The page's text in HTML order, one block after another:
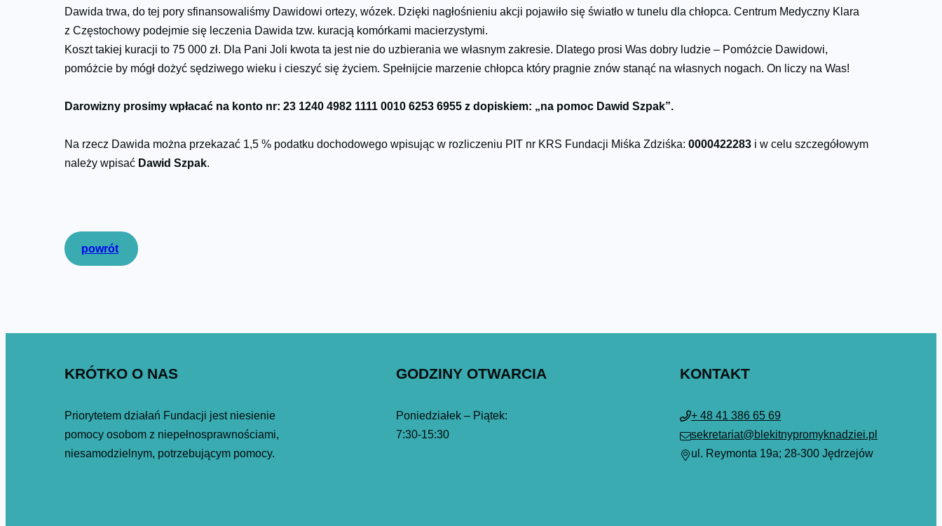
Dawida trwa, do tej pory sfinansowaliśmy Dawidowi ortezy, wózek. Dzięki nagłośnieniu akcji pojawiło się światło w tunelu dla chłopca. Centrum Medyczny Klara
z Częstochowy podejmie się leczenia Dawida tzw. kuracją komórkami macierzystymi.
Koszt takiej kuracji to 75 000 zł. Dla Pani Joli kwota ta jest nie do uzbierania we własnym zakresie. Dlatego prosi Was dobry ludzie – Pomóżcie Dawidowi,
pomóżcie by mógł dożyć sędziwego wieku i cieszyć się życiem. Spełnijcie marzenie chłopca który pragnie znów stanąć na własnych nogach. On liczy na Was!
Darowizny prosimy wpłacać na konto nr: 23 1240 4982 1111 0010 6253 6955 z dopiskiem: „na pomoc Dawid Szpak”.
Na rzecz Dawida można przekazać 1,5 % podatku dochodowego wpisując w rozliczeniu PIT nr KRS Fundacji Miśka Zdziśka: 0000422283 i w celu szczegółowym
należy wpisać Dawid Szpak.
powrót
KRÓTKO O NAS
Priorytetem działań Fundacji jest niesienie
pomocy osobom z niepełnosprawnościami,
niesamodzielnym, potrzebującym pomocy.
GODZINY OTWARCIA
Poniedziałek – Piątek:
7:30-15:30
KONTAKT
+ 48 41 386 65 69
sekretariat@blekitnypromyknadziei.pl
ul. Reymonta 19a; 28-300 Jędrzejów